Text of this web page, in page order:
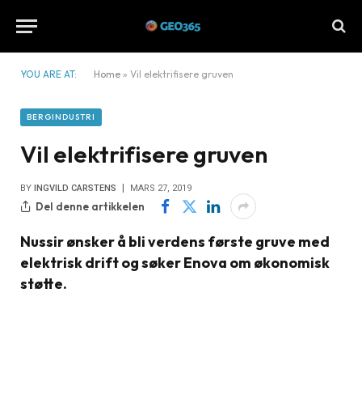
YOU ARE AT: Home » Vil elektrifisere gruven
BERGINDUSTRI
Vil elektrifisere gruven
BY INGVILD CARSTENS MARS 27, 2019
Del denne artikkelen
Nussir ønsker å bli verdens første gruve med
elektrisk drift og søker Enova om økonomisk
støtte.